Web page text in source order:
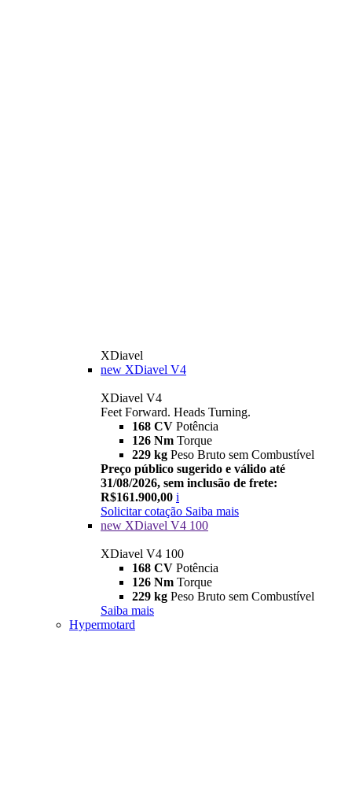
XDiavel
new XDiavel V4
XDiavel V4
Feet Forward. Heads Turning.
168 CV Potência
126 Nm Torque
229 kg Peso Bruto sem Combustível
Preço público sugerido e válido até
31/08/2026, sem inclusão de frete:
R$161.900,00 i
Solicitar cotação Saiba mais
new XDiavel V4 100
XDiavel V4 100
168 CV Potência
126 Nm Torque
229 kg Peso Bruto sem Combustível
Saiba mais
Hypermotard